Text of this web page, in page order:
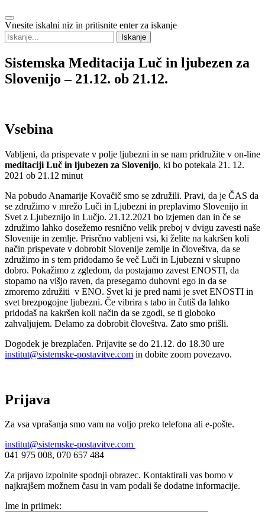
Vnesite iskalni niz in pritisnite enter za iskanje
Sistemska Meditacija Luč in ljubezen za
Slovenijo – 21.12. ob 21.12.
Vsebina
Vabljeni, da prispevate v polje ljubezni in se nam pridružite v on-line
meditaciji Luč in ljubezen za Slovenijo, ki bo potekala 21. 12.
2021 ob 21.12 minut
Na pobudo Anamarije Kovačič smo se združili. Pravi, da je ČAS da
se združimo v mrežo Luči in Ljubezni in preplavimo Slovenijo in
Svet z Ljubeznijo in Lučjo. 21.12.2021 bo izjemen dan in če se
združimo lahko dosežemo resnično velik preboj v dvigu zavesti naše
Slovenije in zemlje. Prisrčno vabljeni vsi, ki želite na kakršen koli
način prispevate v dobrobit Slovenije zemlje in človeštva, da se
združimo in s tem pridodamo še več Luči in Ljubezni v skupno
dobro. Pokažimo z zgledom, da postajamo zavest ENOSTI, da
stopamo na višjo raven, da presegamo duhovni ego in da se
zmoremo združiti v ENO. Svet ki je pred nami je svet ENOSTI in
svet brezpogojne ljubezni. Če vibrira s tabo in čutiš da lahko
pridodaš na kakršen koli način da se zgodi, se ti globoko
zahvaljujem. Delamo za dobrobit človeštva. Zato smo prišli.
Dogodek je brezplačen. Prijavite se do 21.12. do 18.30 ure
institut@sistemske-postavitve.com in dobite zoom povezavo.
Prijava
Za vsa vprašanja smo vam na voljo preko telefona ali e-pošte.
institut@sistemske-postavitve.com
041 975 008, 070 657 484
Za prijavo izpolnite spodnji obrazec. Kontaktirali vas bomo v
najkrajšem možnem času in vam podali še dodatne informacije.
Ime in priimek: